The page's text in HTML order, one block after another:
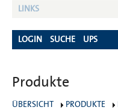
LINKS
LOGIN SUCHE UPS
Produkte
ÜBERSICHT PRODUKTE